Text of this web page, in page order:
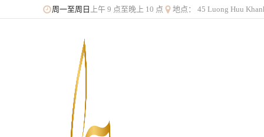
周一至周日 上午 9 点至晚上 10 点 地点： 45 Luong Huu